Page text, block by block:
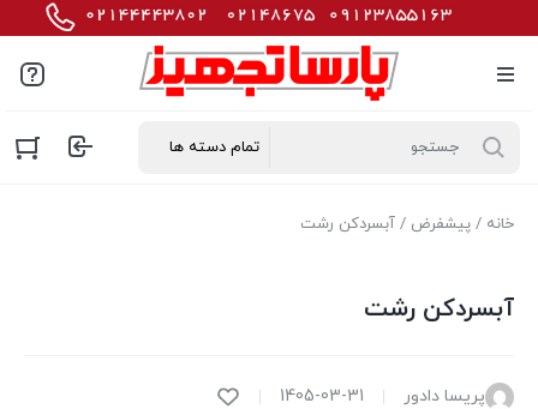
خانه / پیشفرض / آبسردکن رشت
آبسردکن رشت
پریسا دادور 1405-03-31